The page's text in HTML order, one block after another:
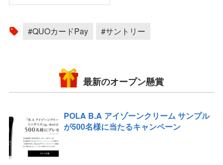
#QUOカードPay #サントリー
最新のオープン懸賞
POLA B.A アイゾーンクリーム サンプル
が500名様に当たるキャンペーン